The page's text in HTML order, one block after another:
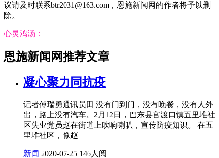
议请及时联系btr2031@163.com，恩施新闻网的作者将予以删
除。
心灵鸡汤：
恩施新闻网推荐文章
凝心聚力同抗疫
记者傅瑞勇通讯员田 没有门到门，没有晚餐，没有人外
出，路上没有汽车。2月12日，巴东县官渡口镇五里堆社
区失业党员赵在街道上吹响喇叭，宣传防疫知识。 在五
里堆社区，像赵一
新闻 2020-07-25 146人阅